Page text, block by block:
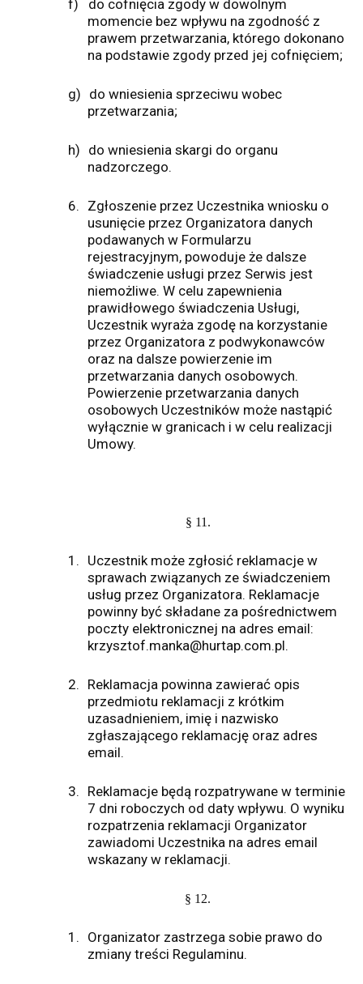
f)
do cofnięcia zgody w dowolnym
momencie bez wpływu na zgodność z
prawem przetwarzania, którego dokonano
na podstawie zgody przed jej cofnięciem;
g) do wniesienia sprzeciwu wobec
przetwarzania;
h) do wniesienia skargi do organu
nadzorczego.
6. Zgłoszenie przez Uczestnika wniosku o
usunięcie przez Organizatora danych
podawanych w Formularzu
rejestracyjnym, powoduje że dalsze
świadczenie usługi przez Serwis jest
niemożliwe. W celu zapewnienia
prawidłowego świadczenia Usługi,
Uczestnik wyraża zgodę na korzystanie
przez Organizatora z podwykonawców
oraz na dalsze powierzenie im
przetwarzania danych osobowych.
Powierzenie przetwarzania danych
osobowych Uczestników może nastąpić
wyłącznie w granicach i w celu realizacji
Umowy.
§ 11.
1. Uczestnik może zgłosić reklamacje w
sprawach związanych ze świadczeniem
usług przez Organizatora. Reklamacje
powinny być składane za pośrednictwem
poczty elektronicznej na adres email:
krzysztof.manka@hurtap.com.pl.
2. Reklamacja powinna zawierać opis
przedmiotu reklamacji z krótkim
uzasadnieniem, imię i nazwisko
zgłaszającego reklamację oraz adres
email.
3. Reklamacje będą rozpatrywane w terminie
7 dni roboczych od daty wpływu. O wyniku
rozpatrzenia reklamacji Organizator
zawiadomi Uczestnika na adres email
wskazany w reklamacji.
§ 12.
1. Organizator zastrzega sobie prawo do
zmiany treści Regulaminu.